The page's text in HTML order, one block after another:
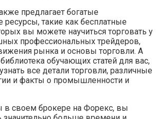
предлагает богатые
ресурсы, такие как бесплатные
вы можете научиться торговать у
профессиональных трейдеров,
рынка и основы торговли. А
обучающих статей для вас,
все детали торговли, различные
и факты о промышленности и
в своем брокере на Форекс, вы